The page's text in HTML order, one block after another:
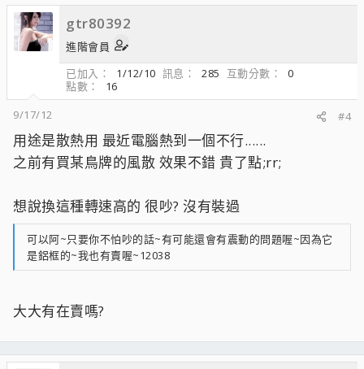
gtr80392
進階會員
已加入
1/12/10 訊息 285 互動分數
0
點數
16
9/17/12
#4
用途是散熱用 最近電腦熱到一個不行......
之前有買某鳥牌的風散 效果不錯 貴了點;rr;
想說換這種轉速高的 很吵? 沒有裝過
可以阿~只要你不怕吵的話~有可能還會有震動的問題喔~因為它
是鋁框的~我也有賣喔~12038
大大有在賣嗎?